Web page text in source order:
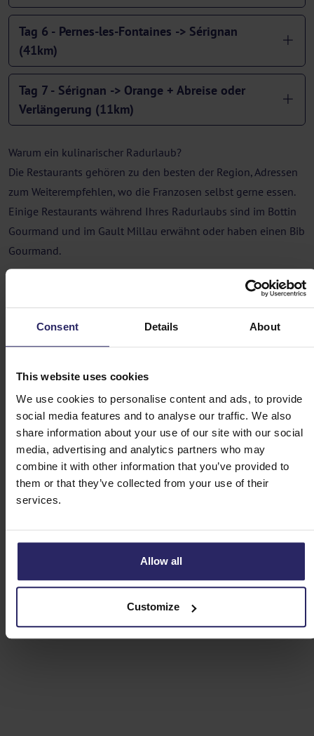
Consent Details About
This website uses cookies
We use cookies to personalise content and ads, to provide
social media features and to analyse our traffic. We also
share information about your use of our site with our social
media, advertising and analytics partners who may
combine it with other information that you’ve provided to
them or that they’ve collected from your use of their
services.
Allow all
Customize
Tag 6 - Pernes-les-Fontaines -> Sérignan
(41km)
Tag 7 - Sérignan -> Orange + Abreise oder
Verlängerung (11km)
Warum ein kulinarischer Radurlaub?
Die Restaurants gehören zu den besten der Region, Adressen
zum Weiterempfehlen, wo die Franzosen selbst gerne essen.
Einige Restaurants während Ihres Radurlaubs sind im Bottin
Gourmand und im Gault Millau erwähnt oder haben einen Bib
Gourmand.